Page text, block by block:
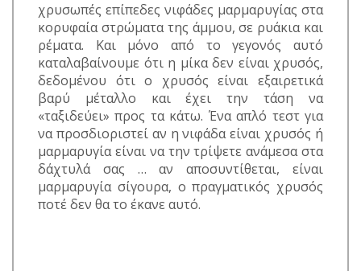
χρυσωπές επίπεδες νιφάδες μαρμαρυγίας στα
κορυφαία στρώματα της άμμου, σε ρυάκια και
ρέματα. Και μόνο από το γεγονός αυτό
καταλαβαίνουμε ότι η μίκα δεν είναι χρυσός,
δεδομένου ότι ο χρυσός είναι εξαιρετικά
βαρύ μέταλλο και έχει την τάση να
«ταξιδεύει» προς τα κάτω. Ένα απλό τεστ για
να προσδιοριστεί αν η νιφάδα είναι χρυσός ή
μαρμαρυγία είναι να την τρίψετε ανάμεσα στα
δάχτυλά σας … αν αποσυντίθεται, είναι
μαρμαρυγία σίγουρα, ο πραγματικός χρυσός
ποτέ δεν θα το έκανε αυτό.